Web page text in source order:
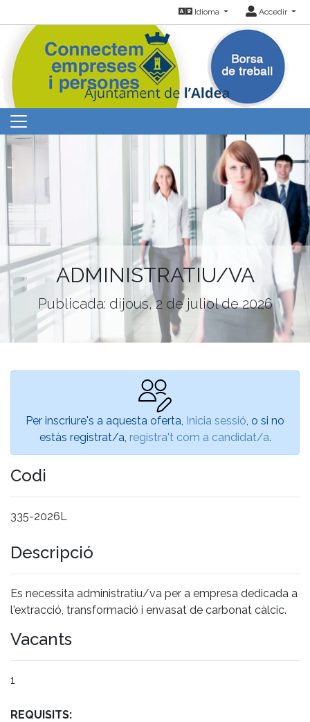
Idioma Accedir
ADMINISTRATIU/VA
Publicada: dijous, 2 de juliol de 2026
Per inscriure's a aquesta oferta, Inicia sessió , o si no
estàs registrat/a, registra't com a candidat/a.
Codi
335-2026L
Descripció
Es necessita administratiu/va per a empresa dedicada a
l'extracció, transformació i envasat de carbonat càlcic.
Vacants
1
REQUISITS: